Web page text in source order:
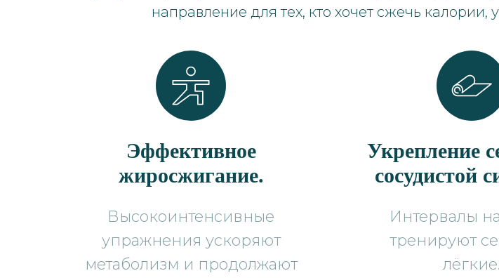
направление для тех, кто хочет сжечь
Эффективное
жиросжигание.
Высокоинтенсивные
упражнения ускоряют
метаболизм и продолжают
Укрепление
сосудистой
Интервалы
тренируют
лёгкие.